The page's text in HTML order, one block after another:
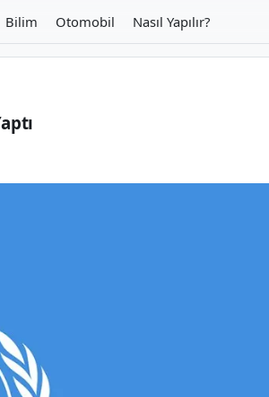
Bilim Otomobil Nasıl Yapılır?